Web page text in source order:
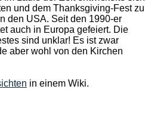
und dem Thanksgiving-Fest zu
den USA. Seit den 1990-er
auch in Europa gefeiert. Die
sind unklar! Es ist zwar
aber wohl von den Kirchen
in einem Wiki.